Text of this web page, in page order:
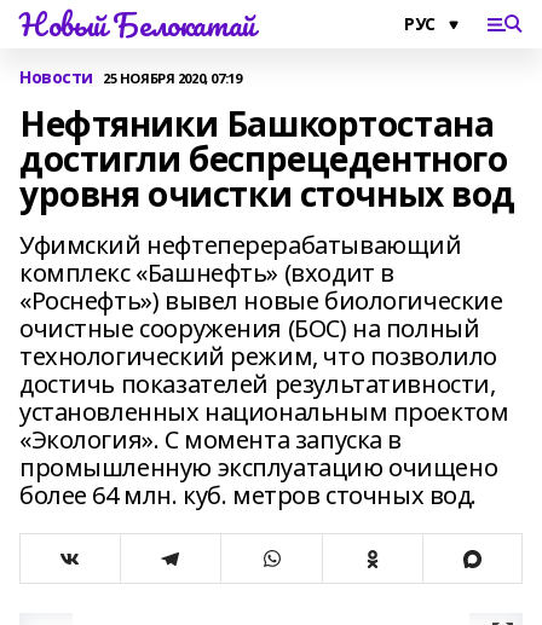
Новый Белокатай
Новости 25 НОЯБРЯ 2020, 07:19
Нефтяники Башкортостана
достигли беспрецедентного
уровня очистки сточных вод
Уфимский нефтеперерабатывающий
комплекс «Башнефть» (входит в
«Роснефть») вывел новые биологические
очистные сооружения (БОС) на полный
технологический режим, что позволило
достичь показателей результативности,
установленных национальным проектом
«Экология». С момента запуска в
промышленную эксплуатацию очищено
более 64 млн. куб. метров сточных вод.